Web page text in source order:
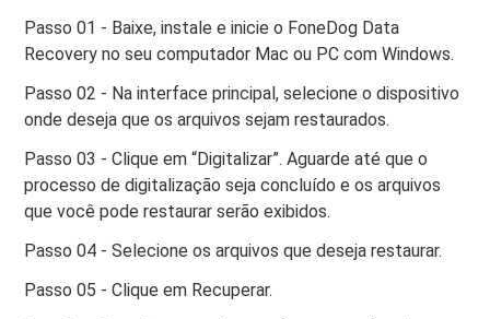
Passo 01 - Baixe, instale e inicie o FoneDog Data
Recovery no seu computador Mac ou PC com Windows.
Passo 02 - Na interface principal, selecione o dispositivo
onde deseja que os arquivos sejam restaurados.
Passo 03 - Clique em “Digitalizar”. Aguarde até que o
processo de digitalização seja concluído e os arquivos
que você pode restaurar serão exibidos.
Passo 04 - Selecione os arquivos que deseja restaurar.
Passo 05 - Clique em Recuperar.